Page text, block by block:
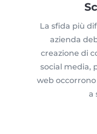
La sfida più
azienda
creazione di
social media,
web
a